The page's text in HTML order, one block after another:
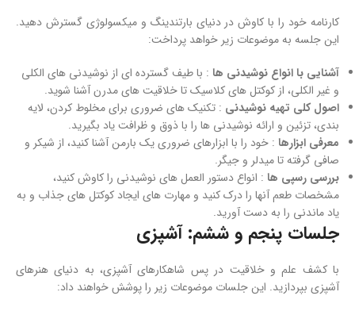
کارنامه خود را با کاوش در دنیای بارتندینگ و میکسولوژی گسترش دهید.
این جلسه به موضوعات زیر خواهد پرداخت:
آشنایی با انواع نوشیدنی ها : با طیف گسترده ای از نوشیدنی های الکلی
و غیر الکلی، از کوکتل های کلاسیک تا خلاقیت های مدرن آشنا شوید.
اصول کلی تهیه نوشیدنی : تکنیک های ضروری برای مخلوط کردن، لایه
بندی، تزئین و ارائه نوشیدنی ها را با ذوق و ظرافت یاد بگیرید.
معرفی ابزارها : خود را با ابزارهای ضروری یک بارمن آشنا کنید، از شیکر و
صافی گرفته تا میدلر و جیگر.
بررسی رسپی ها : انواع دستور العمل های نوشیدنی را کاوش کنید،
مشخصات طعم آنها را درک کنید و مهارت های ایجاد کوکتل های جذاب و به
یاد ماندنی را به دست آورید.
جلسات پنجم و ششم: آشپزی
با کشف علم و خلاقیت در پس شاهکارهای آشپزی، به دنیای هنرهای
آشپزی بپردازید. این جلسات موضوعات زیر را پوشش خواهند داد: